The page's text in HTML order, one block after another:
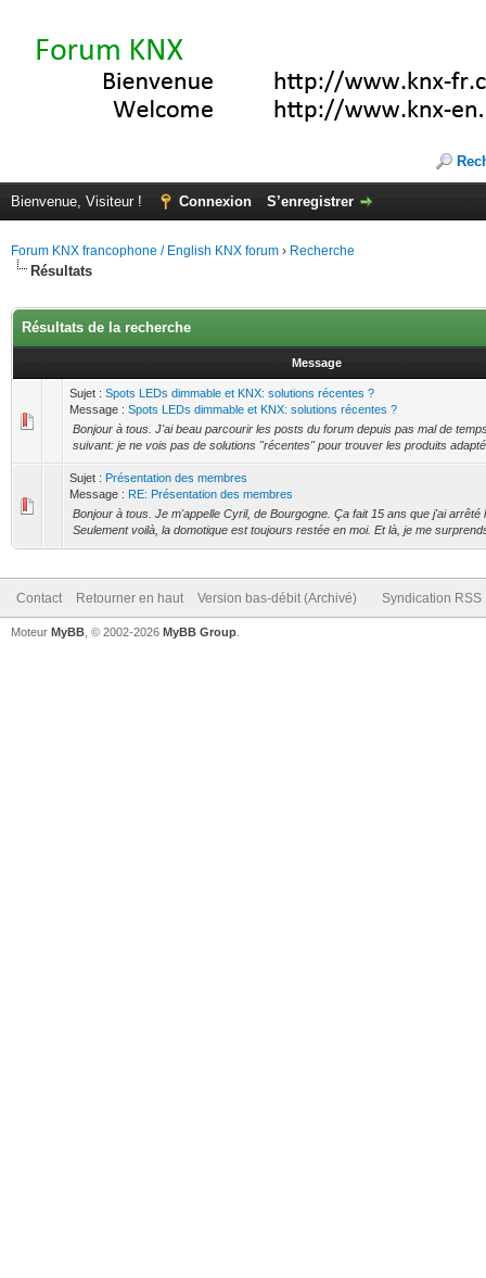
Bienvenue, Visiteur ! Connexion S’enregistrer
Forum KNX francophone / English KNX forum › Recherche
Résultats
Résultats de la recherche
Message
Sujet : Spots LEDs dimmable et KNX: solutions récentes ?
Message : Spots LEDs dimmable et KNX: solutions récentes ?
Bonjour à tous. J'ai beau parcourir les posts du forum depuis pas mal de
suivant: je ne vois pas de solutions "récentes" pour trouver les produits
Sujet : Présentation des membres
Message : RE: Présentation des membres
Bonjour à tous. Je m'appelle Cyril, de Bourgogne. Ça fait 15 ans que j'ai arrêté
Seulement voilà, la domotique est toujours restée en moi. Et là, je me
Contact Retourner en haut Version bas-débit (Archivé) Syndication RSS
Moteur MyBB , © 2002-2026 MyBB Group